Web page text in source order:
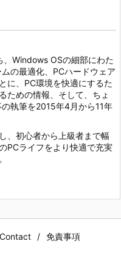
Windows OSの細部にわた
の最適化、PCハードウェア
に、PC環境を快適にするた
ための情報、そして、ちょ
執筆を2015年4月から11年
、初心者から上級者まで幅
PCライフをより快適で充実
Contact 免責事項